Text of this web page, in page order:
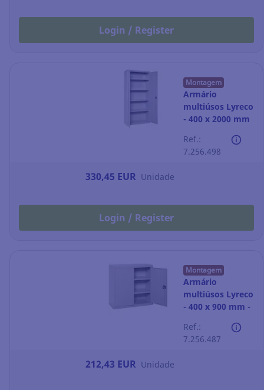
Login / Register
Montagem
Armário
multiúsos Lyreco
- 400 x 2000 mm
Ref.:
7.256.498
330,45 EUR Unidade
Login / Register
Montagem
Armário
multiúsos Lyreco
- 400 x 900 mm -
Ref.:
7.256.487
212,43 EUR Unidade